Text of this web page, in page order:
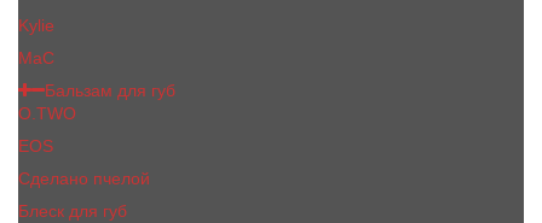
Kylie
МаС
Бальзам для губ
O.TWO
EOS
Сделано пчелой
Блеск для губ